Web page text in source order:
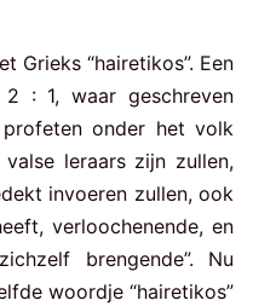
Grieks “hairetikos”. Een
: 1, waar geschreven
onder het volk
leraars zijn zullen,
invoeren zullen, ook
verloochenende, en
brengende”. Nu
woordje “hairetikos”